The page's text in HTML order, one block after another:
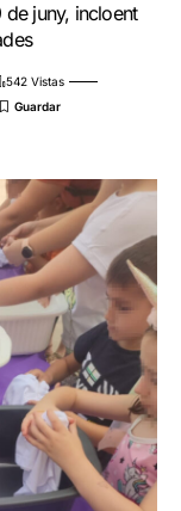
juny, incloent
542 Vistas